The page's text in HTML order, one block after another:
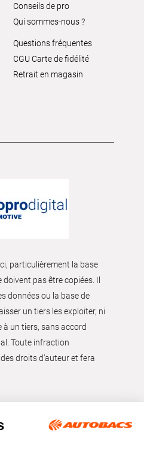
Conseils de pro
Qui sommes-nous ?
Questions fréquentes
CGU Carte de fidélité
Retrait en magasin
particulièrement la base
pas être copiées. Il
données ou la base de
un tiers les exploiter, ni
à un tiers, sans accord
Toute infraction
droits d’auteur et fera